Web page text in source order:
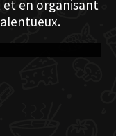
en organisant